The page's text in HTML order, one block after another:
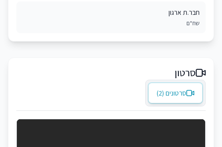
חבר.ת ארגון
שח"ם
סרטון
סרטונים (2)